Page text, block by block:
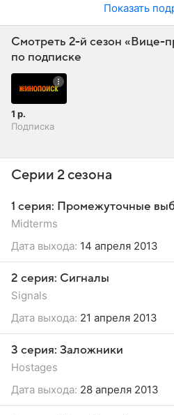
Показать
Смотреть 2-й сезон «Вице-
по подписке
1 р.
Подписка
Серии 2 сезона
1 серия: Промежуточные
Midterms
Дата выхода: 14 апреля 2013
2 серия: Сигналы
Signals
Дата выхода: 21 апреля 2013
3 серия: Заложники
Hostages
Дата выхода: 28 апреля 2013